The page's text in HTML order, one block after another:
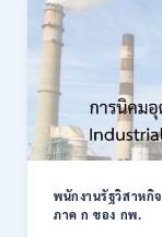
พนักงานรัฐวิสาหกิจ
ภาค ก ของ กพ.